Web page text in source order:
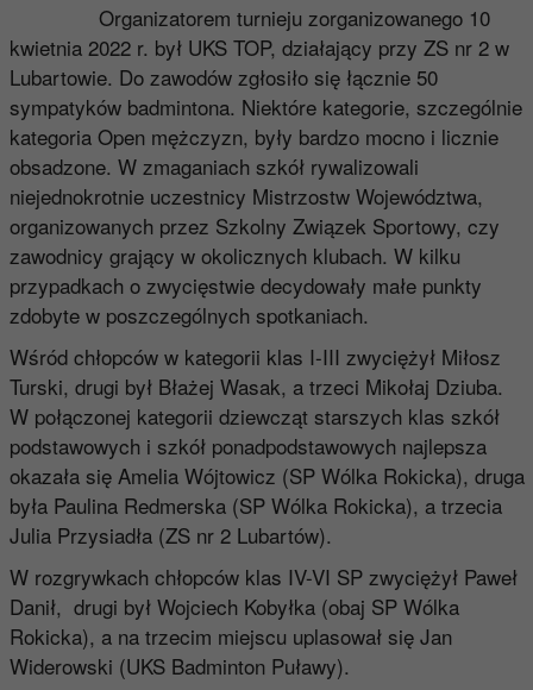
Organizatorem turnieju zorganizowanego 10
kwietnia 2022 r. był UKS TOP, działający przy ZS nr 2 w
Lubartowie. Do zawodów zgłosiło się łącznie 50
sympatyków badmintona. Niektóre kategorie, szczególnie
kategoria Open mężczyzn, były bardzo mocno i licznie
obsadzone. W zmaganiach szkół rywalizowali
niejednokrotnie uczestnicy Mistrzostw Województwa,
organizowanych przez Szkolny Związek Sportowy, czy
zawodnicy grający w okolicznych klubach. W kilku
przypadkach o zwycięstwie decydowały małe punkty
zdobyte w poszczególnych spotkaniach.
Wśród chłopców w kategorii klas I-III zwyciężył Miłosz
Turski, drugi był Błażej Wasak, a trzeci Mikołaj Dziuba.
W połączonej kategorii dziewcząt starszych klas szkół
podstawowych i szkół ponadpodstawowych najlepsza
okazała się Amelia Wójtowicz (SP Wólka Rokicka), druga
była Paulina Redmerska (SP Wólka Rokicka), a trzecia
Julia Przysiadła (ZS nr 2 Lubartów).
W rozgrywkach chłopców klas IV-VI SP zwyciężył Paweł
Danił, drugi był Wojciech Kobyłka (obaj SP Wólka
Rokicka), a na trzecim miejscu uplasował się Jan
Widerowski (UKS Badminton Puławy).